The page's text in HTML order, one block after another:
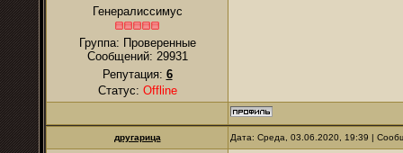
Генералиссимус
Группа: Проверенные
Сообщений: 29931
Репутация: 6
Статус: Offline
другарица Дата: Среда, 03.06.2020, 19:39 |